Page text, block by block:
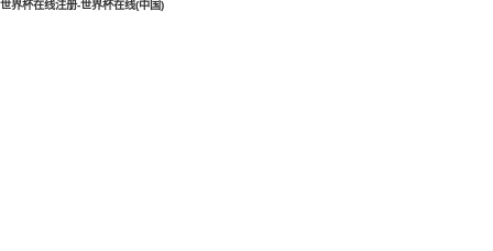
世界杯在线注册-世界杯在线(中国)